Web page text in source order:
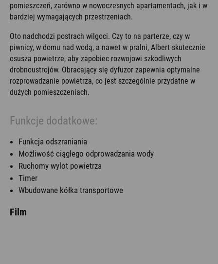
pomieszczeń, zarówno w nowoczesnych apartamentach, jak i w
bardziej wymagających przestrzeniach.
Oto nadchodzi postrach wilgoci. Czy to na parterze, czy w
piwnicy, w domu nad wodą, a nawet w pralni, Albert skutecznie
osusza powietrze, aby zapobiec rozwojowi szkodliwych
drobnoustrojów. Obracający się dyfuzor zapewnia optymalne
rozprowadzanie powietrza, co jest szczególnie przydatne w
dużych pomieszczeniach.
Funkcje dodatkowe:
Funkcja odszraniania
Możliwość ciągłego odprowadzania wody
Ruchomy wylot powietrza
Timer
Wbudowane kółka transportowe
Film